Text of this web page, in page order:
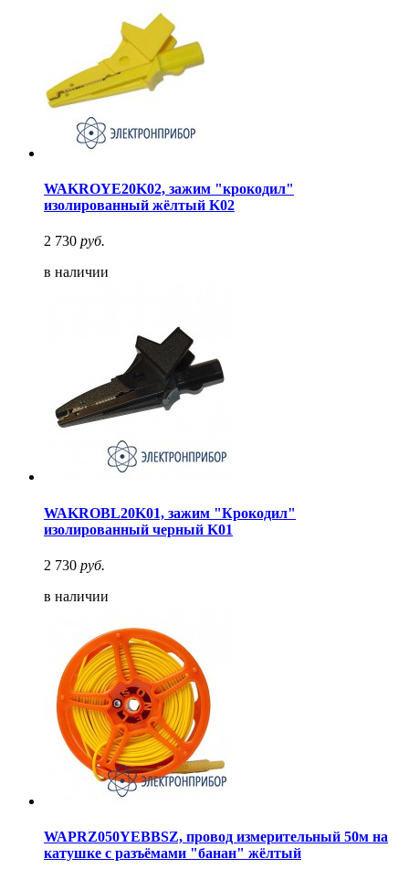
WAKROYE20K02, зажим "крокодил"
изолированный жёлтый K02
2 730 руб.
в наличии
WAKROBL20K01, зажим "Крокодил"
изолированный черный K01
2 730 руб.
в наличии
WAPRZ050YEBBSZ, провод измерительный 50м на
катушке с разъёмами "банан" жёлтый